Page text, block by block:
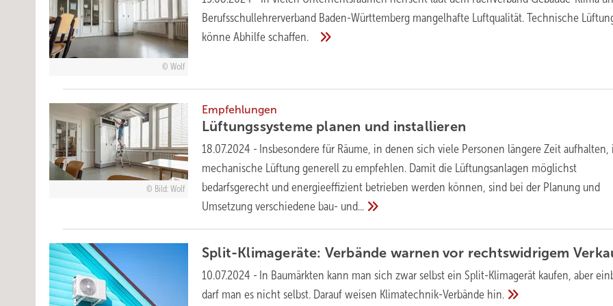
Wolf
Berufsschullehrerverband Baden-Württemberg mangelhafte Luftqualität. Technische
könne Abhilfe schaffen.
Bild: Wolf
Empfehlungen
Lüftungssysteme planen und installieren
18.07.2024 - Insbesondere für Räume, in denen sich viele Personen längere Zeit aufhalten,
mechanische Lüftung generell zu empfehlen. Damit die Lüftungsanlagen möglichst
bedarfsgerecht und energieeffizient betrieben werden können, sind bei der Planung und
Umsetzung verschiedene bau- und...
Split-Klimageräte: Verbände warnen vor rechtswidrigem
10.07.2024 - In Baumärkten kann man sich zwar selbst ein Split-Klimagerät kaufen, aber
darf man es nicht selbst. Darauf weisen Klimatechnik-Verbände hin.